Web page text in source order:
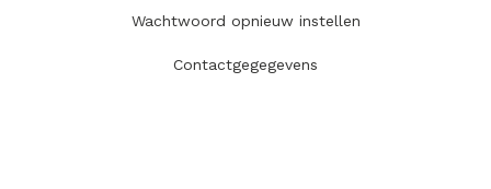
Wachtwoord opnieuw instellen
Contactgegegevens